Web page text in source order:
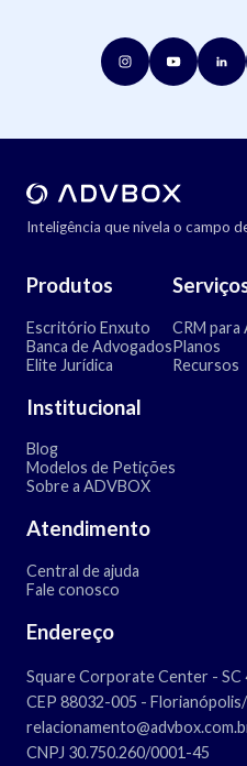
Inteligência que nivela o campo
Produtos
Escritório Enxuto
Banca de Advogados
Elite Jurídica
CRM para
Planos
Recursos
Institucional
Blog
Modelos de Petições
Sobre a ADVBOX
Atendimento
Central de ajuda
Fale conosco
Endereço
Square Corporate Center - SC
CEP 88032-005 -
CNPJ 30.750.260/0001-45